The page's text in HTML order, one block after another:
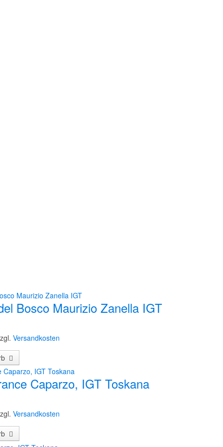
Bosco Maurizio Zanella IGT
Versandkosten
Caparzo, IGT Toskana
Versandkosten